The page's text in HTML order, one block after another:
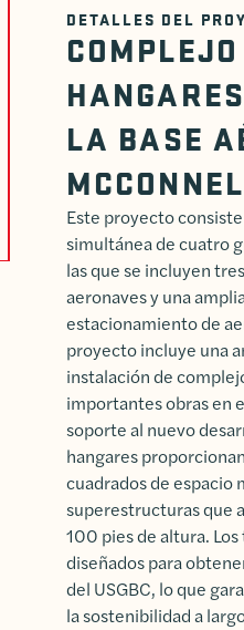
DETALLES DEL
LA BASE
Este proyecto
simultánea de cuatro
las que se incluyen
aeronaves y una
estacionamiento de
proyecto incluye una
instalación de
importantes obras en
soporte al nuevo
hangares
cuadrados de espacio
superestructuras que
100 pies de altura.
diseñados para
del USGBC, lo que
la sostenibilidad a